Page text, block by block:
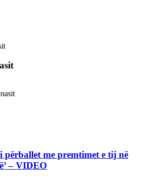
me premtimet e tij në
– VIDEO